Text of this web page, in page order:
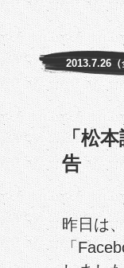
2013.7.26（
「松
告
昨日は
「